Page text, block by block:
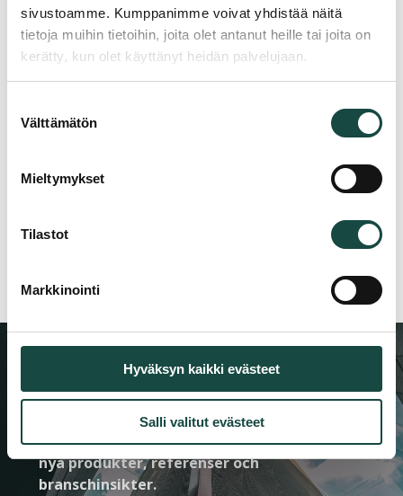
sivustoamme. Kumppanimme voivat yhdistää näitä
tietoja muihin tietoihin, joita olet antanut heille tai joita on
kerätty, kun olet käyttänyt heidän palvelujaan.
valinta
Välttämätön
Mieltymykset
Tilastot
Markkinointi
Hyväksyn kaikki evästeet
Salli valitut evästeet
Aktuellt från våra experter
Var bland de första att få information om
nya produkter, referenser och
branschinsikter.